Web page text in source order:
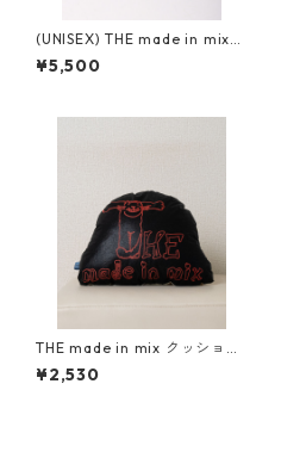
(UNISEX) THE made in mix
ダメージキャップ
¥5,500
THE made in mix クッショ
ン
¥2,530